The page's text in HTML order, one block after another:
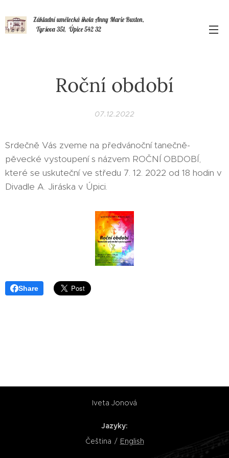
Základní umělecká škola Anny Marie Buxton,
Tyršova 351, Úpice 542 32
Roční období
07.12.2022
Srdečně Vás zveme na předvánoční tanečně-
pěvecké vystoupení s názvem ROČNÍ OBDOBÍ,
které se uskuteční ve středu 7. 12. 2022 od 18 hodin v
Divadle A. Jiráska v Úpici.
Share
Iveta Jonová
Jazyky
Čeština
English